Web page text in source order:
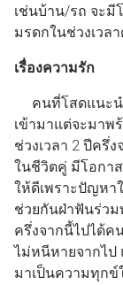
เช่นบ้าน/รถ จะมี
มรดกในช่วงเวล
เรื่องความรัก
คนที่โสดแนะน
เข้ามาแต่จะมาพ
ช่วงเวลา 2 ปีครึ่
ในชีวิตคู่ มีโอกา
ให้ดีเพราะปัญห
ช่วยกันฝ่าฟันร่วม
ครึ่งจากนี้ไปได้
ไม่หนีหายจากไป
มาเป็นความทุกข์